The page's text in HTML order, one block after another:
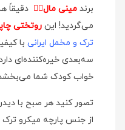
برند مینی مال👉🏻 دقیقاً
می‌گردید! این روتختی
ترک و مخمل ایرانی با
سه‌بعدی خیره‌کننده‌ای
خواب کودک شما
تصور کنید هر صبح با
از جنس پارچه میکرو ترک